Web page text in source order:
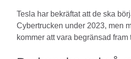
Tesla har bekräftat att de ska
Cybertrucken under 2023, men
kommer att vara begränsad fram